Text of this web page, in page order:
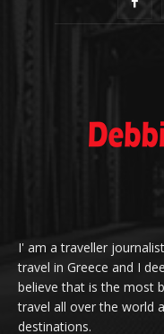
I' am a traveller
travel in Greece and I
believe that is the most
travel all over the world
destinations.